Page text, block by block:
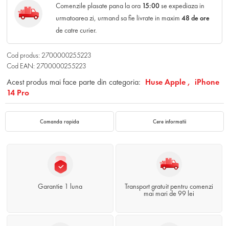
Comenzile plasate pana la ora 15:00se expediaza in
urmatoarea zi, urmand sa fie livrate in maxim 48 de ore
de catre curier.
Cod produs: 2700000255223
Cod EAN: 2700000255223
Acest produs mai face parte din categoria: Huse Apple , iPhone
14 Pro
Comanda rapida Cere informatii
Garantie 1 luna
Transport gratuit pentru comenzi
mai mari de 99 lei